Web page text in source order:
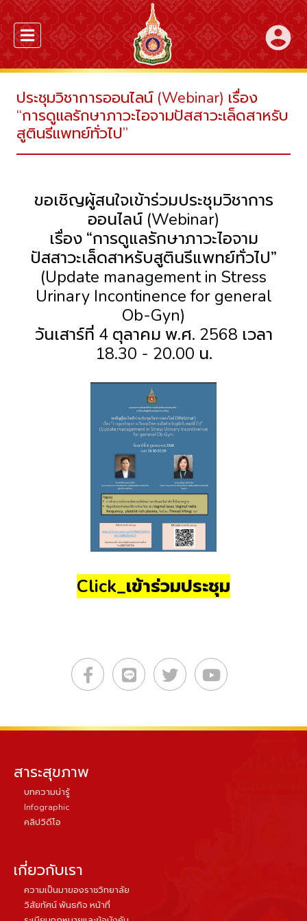
account_circle
ประชุมวิชาการออนไลน์ (Webinar) เรื่อง
“การดูแลรักษาภาวะไอจามปัสสาวะเล็ดสาหรับ
สูตินรีแพทย์ทั่วไป”
ขอเชิญผู้สนใจเข้าร่วมประชุมวิชาการ
ออนไลน์ (Webinar)
เรื่อง “การดูแลรักษาภาวะไอจาม
ปัสสาวะเล็ดสาหรับสูตินรีแพทย์ทั่วไป”
(Update management in Stress
Urinary Incontinence for general
Ob-Gyn)
วันเสาร์ที่ 4 ตุลาคม พ.ศ. 2568 เวลา
18.30 - 20.00 น.
Click_เข้าร่วมประชุม
สาระสุขภาพ
บทความน่ารู้
Infographic
คลิปวิดีโอ
เกี่ยวกับเรา
ความเป็นมาของราชวิทยาลัย
วิสัยทัศน์ พันธกิจ หน้าที่